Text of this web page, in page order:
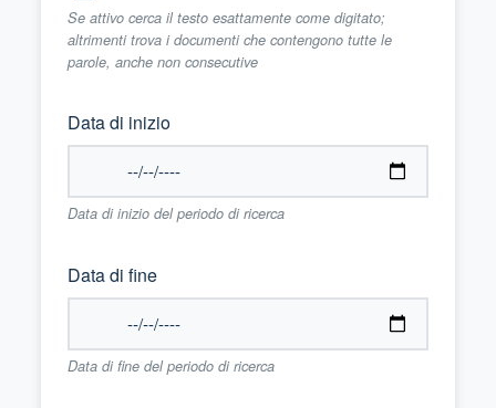
Se attivo cerca il testo esattamente come digitato;
altrimenti trova i documenti che contengono tutte le
parole, anche non consecutive
Data di inizio
Data di inizio del periodo di ricerca
Data di fine
Data di fine del periodo di ricerca